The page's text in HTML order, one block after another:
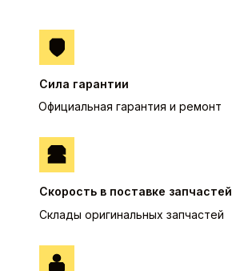
Сила гарантии
Скорость в поставке запчастей
Официальная гарантия и ремонт
Склады оригинальных запчастей